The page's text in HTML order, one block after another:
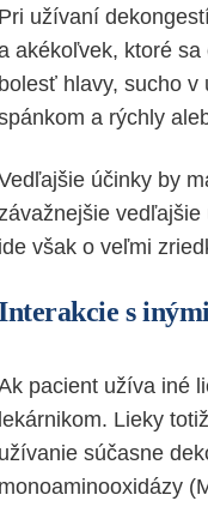
Pri užívaní
akékoľvek, ktoré
bolesť hlavy, sucho v
a rýchly
účinky by
vedľajšie
ide však o veľmi
s
pacient užíva iné
lekárnikom. Lieky
užívanie súčasne
monoaminooxidázy